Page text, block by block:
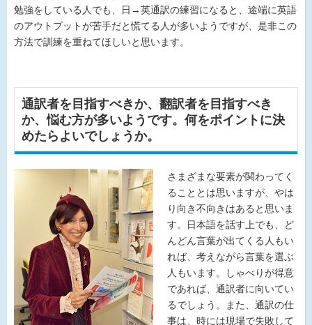
勉強をしている人でも、日→英通訳の練習になると、途端に英語
のアウトプットが苦手だと慌てる人が多いようですが、是非この
方法で訓練を重ねてほしいと思います。
通訳者を目指すべきか、翻訳者を目指すべき
か、悩む方が多いようです。何をポイントに決
めたらよいでしょうか。
さ まざまな要素が関わってく
ることとは思いますが、やは
り向き不向きはあると思いま
す。日本語を話す上でも、ど
んどん言葉が出てくる人もい
れば、考えながら言葉を選ぶ
人もいます。しゃべりが得意
であれば、通訳者に向いてい
るでしょう。また、通訳の仕
事は、時には現場で失敗して